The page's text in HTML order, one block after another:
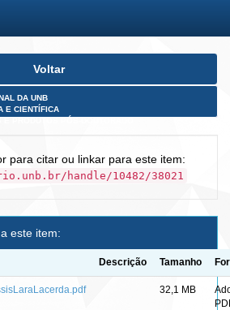
Voltar
DA UNB
E CIENTÍFICA
para citar ou linkar para este item:
handle/10482/38021
este item:
Descrição Tamanho
32,1 MB